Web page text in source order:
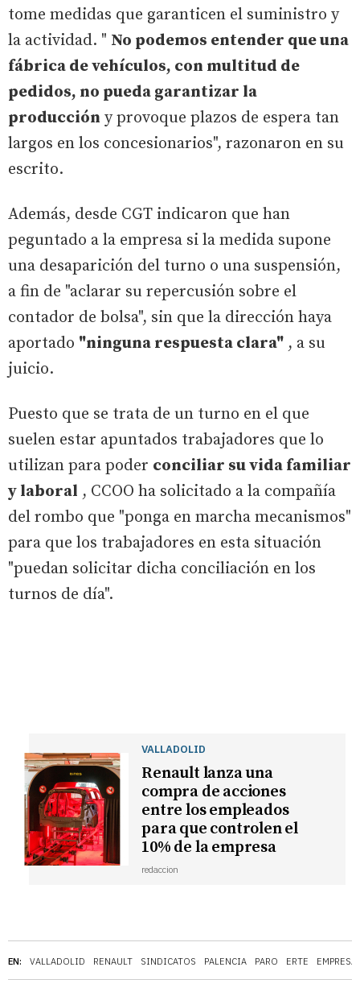
EN: VALLADOLID RENAULT SINDICATOS PALENCIA PARO ERTE
tome medidas que garanticen el suministro y
la actividad. " No podemos entender que una
fábrica de vehículos, con multitud de
pedidos, no pueda garantizar la
producción y provoque plazos de espera tan
largos en los concesionarios", razonaron en su
escrito.
Además, desde CGT indicaron que han
peguntado a la empresa si la medida supone
una desaparición del turno o una suspensión,
a fin de "aclarar su repercusión sobre el
contador de bolsa", sin que la dirección haya
aportado "ninguna respuesta clara" , a su
juicio.
Puesto que se trata de un turno en el que
suelen estar apuntados trabajadores que lo
utilizan para poder conciliar su vida familiar
y laboral , CCOO ha solicitado a la compañía
del rombo que "ponga en marcha mecanismos"
para que los trabajadores en esta situación
"puedan solicitar dicha conciliación en los
turnos de día".
VALLADOLID
Renault lanza una
compra de acciones
entre los empleados
para que controlen el
10% de la empresa
redaccion